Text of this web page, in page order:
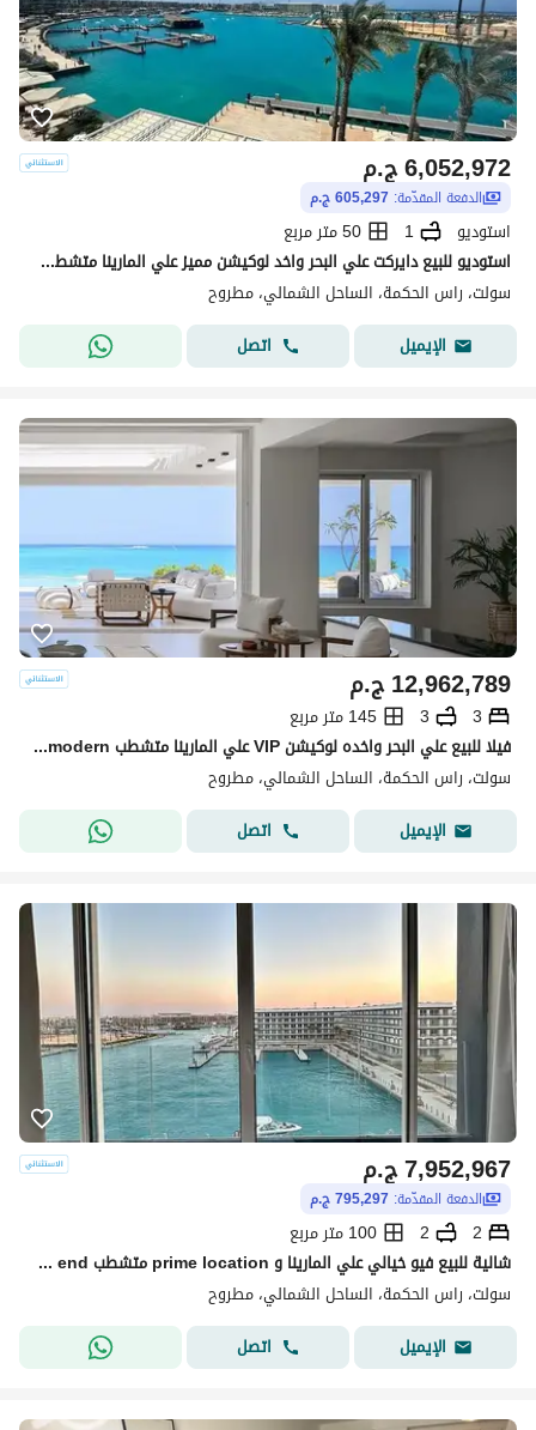
ج.م6,052,972
الدفعة المقدّمة: 605,297 ج.م
استوديو 1
50 متر مربع
استوديو للبيع دايركت علي البحر واخد لوكيشن مميز علي المارينا متشطب في سولت salt راس الحكمه في الساحل الشمالي
سولت، راس الحكمة، الساحل الشمالي، مطروح
الإيميل
اتصل
ج.م12,962,789
3
3
145 متر مربع
فيلا للبيع علي البحر واخده لوكيشن VIP علي المارينا متشطب Ultra modern بالتقسيط في سولت salt north coast راس الحكمه
سولت، راس الحكمة، الساحل الشمالي، مطروح
الإيميل
اتصل
ج.م7,952,967
الدفعة المقدّمة: 795,297 ج.م
2
2
100 متر مربع
شالية للبيع فيو خيالي علي المارينا و prime location متشطب high end في سولت salt راس الحكمه بالساحل الشمالي
سولت، راس الحكمة، الساحل الشمالي، مطروح
الإيميل
اتصل